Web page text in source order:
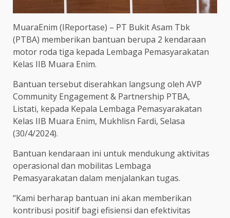
MuaraEnim (IReportase) – PT Bukit Asam Tbk
(PTBA) memberikan bantuan berupa 2 kendaraan
motor roda tiga kepada Lembaga Pemasyarakatan
Kelas IIB Muara Enim.
Bantuan tersebut diserahkan langsung oleh AVP
Community Engagement & Partnership PTBA,
Listati, kepada Kepala Lembaga Pemasyarakatan
Kelas IIB Muara Enim, Mukhlisn Fardi, Selasa
(30/4/2024).
Bantuan kendaraan ini untuk mendukung aktivitas
operasional dan mobilitas Lembaga
Pemasyarakatan dalam menjalankan tugas.
“Kami berharap bantuan ini akan memberikan
kontribusi positif bagi efisiensi dan efektivitas